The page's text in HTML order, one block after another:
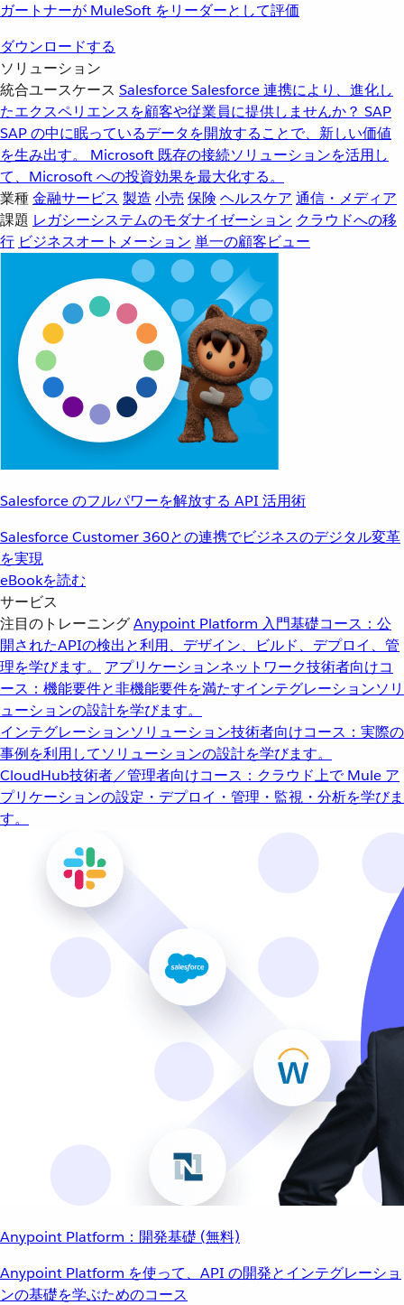
ガートナーが MuleSoft をリーダーとして評価
ダウンロードする
ソリューション
統合ユースケース SalesforceSalesforce 連携により、進化し
たエクスペリエンスを顧客や従業員に提供しませんか？ SAP
SAP の中に眠っているデータを開放することで、新しい価値
を生み出す。
Microsoft 既存の接続ソリューションを活用し
て、Microsoft への投資効果を最大化する。
業種金融サービス 製造 小売 保険 ヘルスケア 通信・メディア
課題 レガシーシステムのモダナイゼーション クラウドへの移
行 ビジネスオートメーション 単一の顧客ビュー
Salesforce のフルパワーを解放する API 活用術
Salesforce Customer 360との連携でビジネスのデジタル変革
を実現
eBookを読む
サービス
注目のトレーニングAnypoint Platform 入門基礎コース：公
開されたAPIの検出と利用、デザイン、ビルド、デプロイ、管
理を学びます。
アプリケーションネットワーク技術者向けコ
ース：機能要件と非機能要件を満たすインテグレーションソリ
ューションの設計を学びます。
インテグレーションソリューション技術者向けコース：実際の
事例を利用してソリューションの設計を学びます。
CloudHub技術者／管理者向けコース：クラウド上で Mule ア
プリケーションの設定・デプロイ・管理・監視・分析を学びま
す。
Anypoint Platform：開発基礎 (無料)
Anypoint Platform を使って、API の開発とインテグレーショ
ンの基礎を学ぶためのコース